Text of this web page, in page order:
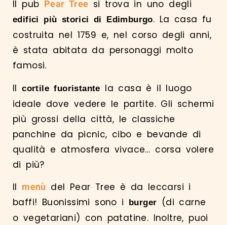
Il pub Pear Tree si trova in uno degli
edifici più storici di Edimburgo. La casa fu
costruita nel 1759 e, nel corso degli anni,
è stata abitata da personaggi molto
famosi.
Ilcortile fuoristante la casa è il luogo
ideale dove vedere le partite. Gli schermi
più grossi della città, le classiche
panchine da picnic, cibo e bevande di
qualità e atmosfera vivace… corsa volere
di più?
Il menù del Pear Tree è da leccarsi i
baffi! Buonissimi sono i burger
(di carne
o vegetariani) con patatine. Inoltre, puoi